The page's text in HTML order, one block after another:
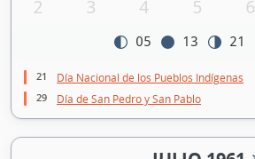
2
3 4 5 6
05 13 21
21 Día Nacional de los Pueblos Indígenas
29 Día de San Pedro y San Pablo